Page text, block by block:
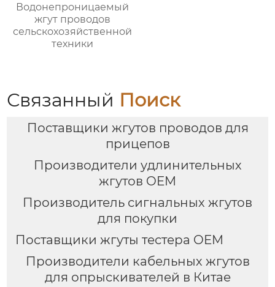
Водонепроницаемый
жгут проводов
сельскохозяйственной
техники
Связанный Поиск
Поставщики жгутов проводов для
прицепов
Производители удлинительных
жгутов OEM
Производитель сигнальных жгутов
для покупки
Поставщики жгуты тестера OEM
Производители кабельных жгутов
для опрыскивателей в Китае